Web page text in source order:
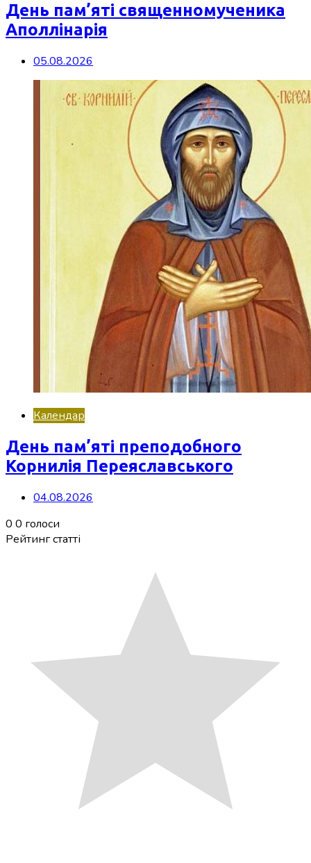
День пам’яті священномученика
Аполлінарія
05.08.2026
Календар
День пам’яті преподобного
Корнилія Переяславського
04.08.2026
0 0 голоси
Рейтинг статті